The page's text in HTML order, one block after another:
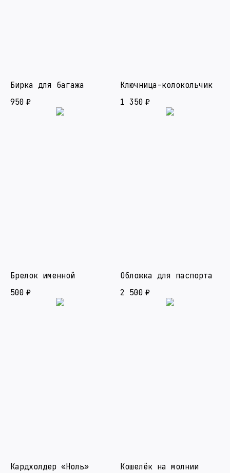
Бирка для багажа
950 ₽
Ключница-колокольчик
1 350 ₽
Брелок именной
500 ₽
Обложка для паспорта
2 500 ₽
Кардхолдер «Ноль»
Кошелёк на молнии